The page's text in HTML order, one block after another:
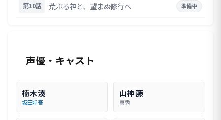
第10話 荒ぶる神と、望まぬ修行へ 準備中
声優・キャスト
楠木 湊
坂田将吾
山神 藤
真秀